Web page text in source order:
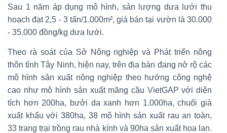
Sau 1 năm áp dụng mô hình, sản lượng dưa lưới thu
hoạch đạt 2,5 - 3 tấn/1.000m², giá bán tại vườn là 30.000
- 35.000 đồng/kg dưa lưới.
Theo rà soát của Sở Nông nghiệp và Phát triển nông
thôn tỉnh Tây Ninh, hiện nay, trên địa bàn đang nở rộ các
mô hình sản xuất nông nghiệp theo hướng công nghệ
cao như mô hình sản xuất mãng cầu VietGAP với diện
tích hơn 200ha, bưởi da xanh hơn 1.000ha, chuối già
xuất khẩu với 380ha, 38 mô hình sản xuất rau an toàn,
33 trang trại trồng rau nhà kính và 90ha sản xuất hoa lan.